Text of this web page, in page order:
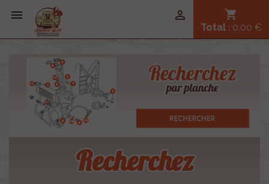
 shopping_cart
Total : 0,00 €

Recherchez